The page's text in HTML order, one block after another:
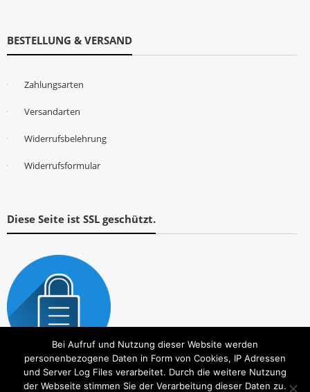
BESTELLUNG & VERSAND
Zahlungsarten
Versandarten
Widerrufsbelehrung
Widerrufsformular
Diese Seite ist SSL geschützt.
Bei Aufruf und Nutzung dieser Website werden
personenbezogene Daten in Form von Cookies, IP Adressen
und Server Log Files verarbeitet. Durch die weitere Nutzung
der Webseite stimmen Sie der Verarbeitung dieser Daten zu.